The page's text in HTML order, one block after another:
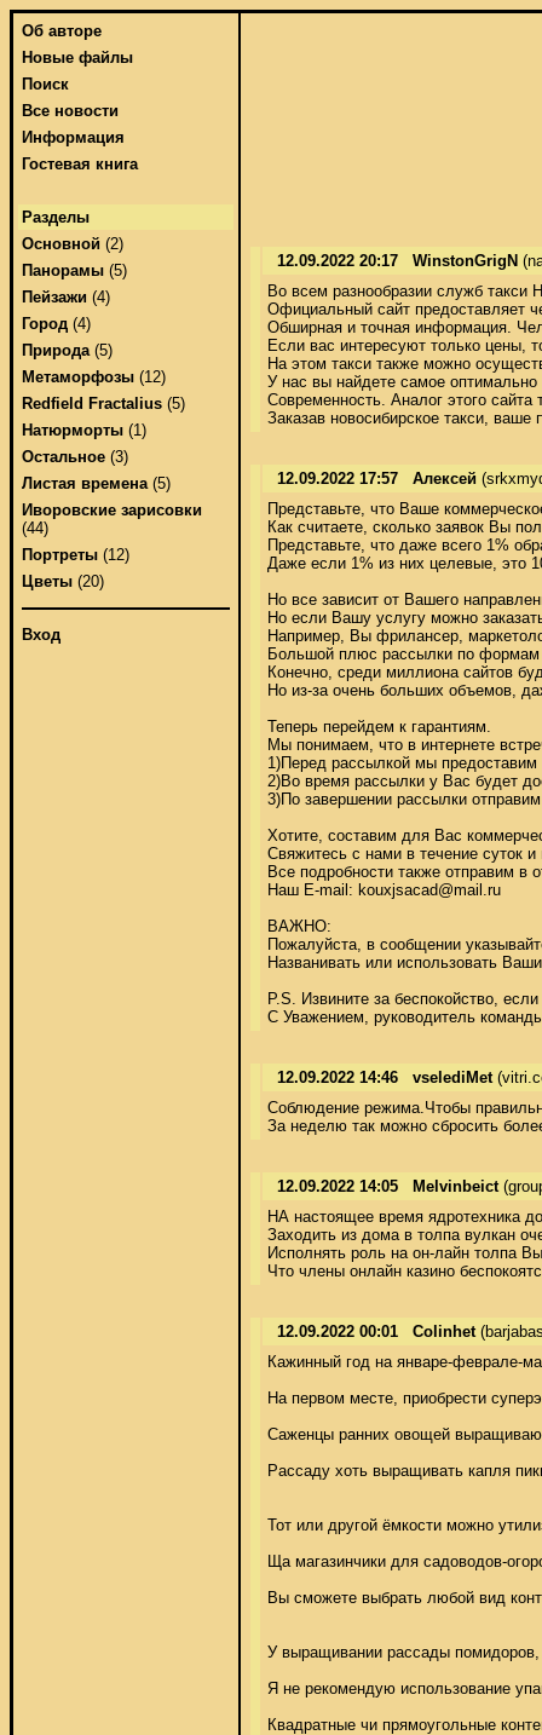
Об авторе
Новые файлы
Поиск
Все новости
Информация
Гостевая книга
Разделы
Основной (2)
Панорамы (5)
Пейзажи (4)
Город (4)
Природа(5)
Метаморфозы (12)
Redfield Fractalius (5)
Натюрморты (1)
Остальное (3)
Листая времена(5)
Иворовские зарисовки
(44)
Портреты (12)
Цветы (20)
Вход
12.09.2022 20:17 WinstonGrigN
Во всем разнообразии служб такси
Официальный сайт предоставляет
Обширная и точная информация.
Если вас интересуют только цены,
На этом такси также можно
У нас вы найдете самое
Современность. Аналог этого
Заказав новосибирское такси,
12.09.2022 17:57 Алексей
Представьте, что Ваше
Как считаете, сколько заявок Вы
Представьте, что даже всего 1%
Даже если 1% из них целевые, это
Но все зависит от Вашего
Но если Вашу услугу можно
Например, Вы фрилансер,
Большой плюс рассылки по формам
Конечно, среди миллиона сайтов
Но из-за очень больших объемов,
Теперь перейдем к гарантиям.
Мы понимаем, что в интернете
1)Перед рассылкой мы
2)Во время рассылки у Вас будет
3)По завершении рассылки
Хотите, составим для Вас
Свяжитесь с нами в течение суток
Все подробности также отправим в
Наш E-mail: kouxjsacad@mail.ru
ВАЖНО:
Пожалуйста, в сообщении
Названивать или использовать
P.S. Извините за беспокойство,
С Уважением, руководитель
12.09.2022 14:46 vselediMet
Соблюдение режима.Чтобы
За неделю так можно сбросить
12.09.2022 14:05 Melvinbeict
НА настоящее время ядротехника
Заходить из дома в толпа вулкан
Исполнять роль на он-лайн толпа
Что члены онлайн казино
12.09.2022 00:01 Colinhet
Кажинный год на январе-феврале-
На первом месте, приобрести
Саженцы ранних овощей
Рассаду хоть выращивать капля
Тот или другой ёмкости можно
Ща магазинчики для садоводов-
Вы сможете выбрать любой вид
У выращивании рассады помидоров,
Я не рекомендую использование
Квадратные чи прямоугольные